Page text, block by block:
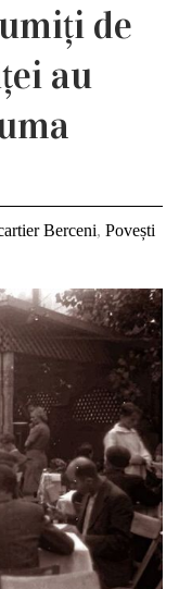
de
au
Berceni, Povești